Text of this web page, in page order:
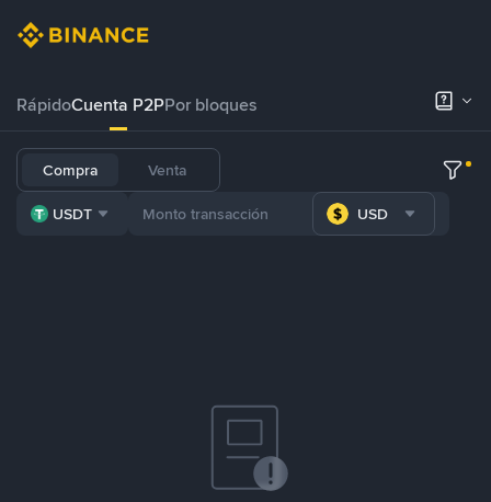
RápidoCuenta P2PPor bloques
Compra Venta
USDT USD